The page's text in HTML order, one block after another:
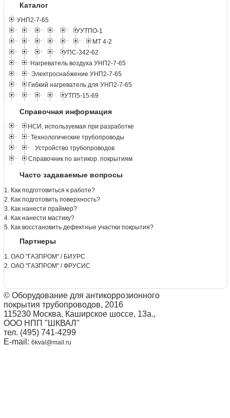
Каталог
УНП2-7-65
УУТПО-1
МТ 4-2
УПС-342-62
Нагреватель воздуха УНП2-7-65
Электроснабжение УНП2-7-65
Гибкий нагреватель для УНП2-7-65
УТП5-15-69
Справочная информация
НСИ, используемая при разработке
Технологические трубопроводы
Устройство трубопроводов
Справочник по антикор. покрытиям
Часто задаваемые вопросы
1. Как подготовиться к работе?
2. Как подготовить поверхность?
3. Как нанести праймер?
4. Как нанести мастику?
5. Как восстановить дефектные участки покрытия?
Партнеры
1. ОАО "ГАЗПРОМ" / БИУРС
2. ОАО "ГАЗПРОМ" / ФРУСИС
© Оборудование для антикоррозионного
покрытия трубопроводов, 2016
115230 Москва, Каширское шоссе, 13а.,
ООО НПП "ШКВАЛ"
тел. (495) 741-4299
E-mail: 6kval@mail.ru